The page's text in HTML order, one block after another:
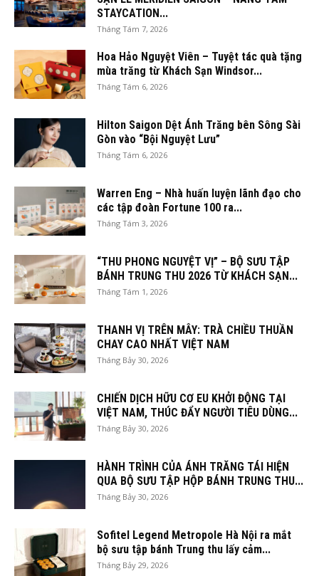
STAYCATION...
Tháng Tám 7, 2026
Hoa Hảo Nguyệt Viên – Tuyệt tác quà tặng
mùa trăng từ Khách Sạn Windsor...
Tháng Tám 6, 2026
Hilton Saigon Dệt Ánh Trăng bên Sông Sài
Gòn vào “Bội Nguyệt Lưu”
Tháng Tám 6, 2026
Warren Eng – Nhà huấn luyện lãnh đạo cho
các tập đoàn Fortune 100 ra...
Tháng Tám 3, 2026
“THU PHONG NGUYỆT VỊ” – BỘ SƯU TẬP
BÁNH TRUNG THU 2026 TỪ KHÁCH SẠN...
Tháng Tám 1, 2026
THANH VỊ TRÊN MÂY: TRÀ CHIỀU THUẦN
CHAY CAO NHẤT VIỆT NAM
Tháng Bảy 30, 2026
CHIẾN DỊCH HỮU CƠ EU KHỞI ĐỘNG TẠI
VIỆT NAM, THÚC ĐẨY NGƯỜI TIÊU DÙNG...
Tháng Bảy 30, 2026
HÀNH TRÌNH CỦA ÁNH TRĂNG TÁI HIỆN
QUA BỘ SƯU TẬP HỘP BÁNH TRUNG THU...
Tháng Bảy 30, 2026
Sofitel Legend Metropole Hà Nội ra mắt
bộ sưu tập bánh Trung thu lấy cảm...
Tháng Bảy 29, 2026